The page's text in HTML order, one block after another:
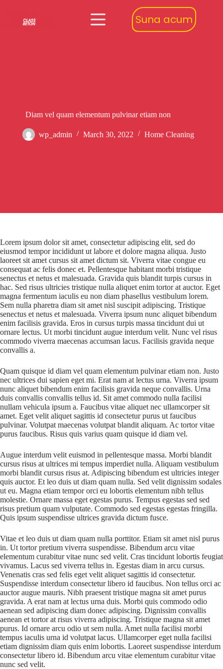
Suna acum
Diam vel quam elementum pulvinar etiam non
wp_admin March 30, 2022 Home Cleaning
Lorem ipsum dolor sit amet, consectetur adipiscing elit, sed do
eiusmod tempor incididunt ut labore et dolore magna aliqua. Justo
laoreet sit amet cursus sit amet dictum sit. Viverra vitae congue eu
consequat ac felis donec et. Pellentesque habitant morbi tristique
senectus et netus et malesuada. Gravida quis blandit turpis cursus in
hac. Sed risus ultricies tristique nulla aliquet enim tortor at auctor. Eget
magna fermentum iaculis eu non diam phasellus vestibulum lorem.
Sem nulla pharetra diam sit amet nisl suscipit adipiscing. Tristique
senectus et netus et malesuada. Viverra ipsum nunc aliquet bibendum
enim facilisis gravida. Eros in cursus turpis massa tincidunt dui ut
ornare lectus. Ut morbi tincidunt augue interdum velit. Nunc vel risus
commodo viverra maecenas accumsan lacus. Facilisis gravida neque
convallis a.
Quam quisque id diam vel quam elementum pulvinar etiam non. Justo
nec ultrices dui sapien eget mi. Erat nam at lectus urna. Viverra ipsum
nunc aliquet bibendum enim facilisis gravida neque convallis. Urna
duis convallis convallis tellus id. Sit amet commodo nulla facilisi
nullam vehicula ipsum a. Faucibus vitae aliquet nec ullamcorper sit
amet. Eget velit aliquet sagittis id consectetur purus ut faucibus
pulvinar. Volutpat maecenas volutpat blandit aliquam. Ac tortor vitae
purus faucibus. Risus quis varius quam quisque id diam vel.
Augue interdum velit euismod in pellentesque massa. Morbi blandit
cursus risus at ultrices mi tempus imperdiet nulla. Aliquam vestibulum
morbi blandit cursus risus at. Adipiscing bibendum est ultricies integer
quis auctor. Et leo duis ut diam quam nulla. Sed velit dignissim sodales
ut eu. Magna etiam tempor orci eu lobortis elementum nibh tellus
molestie. Ornare massa eget egestas purus. Tempus egestas sed sed
risus pretium quam vulputate. Commodo sed egestas egestas fringilla.
Quis ipsum suspendisse ultrices gravida dictum fusce.
Vitae et leo duis ut diam quam nulla porttitor. Etiam sit amet nisl purus
in. Ut tortor pretium viverra suspendisse. Bibendum arcu vitae
elementum curabitur vitae nunc sed velit. Cras tincidunt lobortis feugiat
vivamus. Lacus sed viverra tellus in. Egestas diam in arcu cursus.
Venenatis cras sed felis eget velit aliquet sagittis id consectetur.
Suspendisse interdum consectetur libero id faucibus. Non tellus orci ac
auctor augue mauris. Nibh praesent tristique magna sit amet purus
gravida. A erat nam at lectus urna duis. Morbi quis commodo odio
aenean sed adipiscing diam donec adipiscing. Dignissim convallis
aenean et tortor at risus viverra adipiscing. Tristique magna sit amet
purus. Id ornare arcu odio ut sem nulla. Amet nulla facilisi morbi
tempus iaculis urna id volutpat lacus. Ullamcorper eget nulla facilisi
etiam dignissim diam quis enim lobortis. Laoreet suspendisse interdum
consectetur libero id. Bibendum arcu vitae elementum curabitur vitae
nunc sed velit.